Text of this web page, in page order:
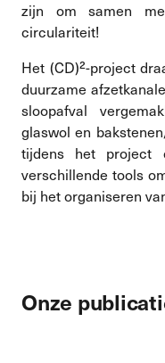
zijn om samen
circulariteit!
Het (CD)²-project
duurzame
sloopafval
glaswol en
tijdens het project
verschillende tools
bij het organiseren
Onze